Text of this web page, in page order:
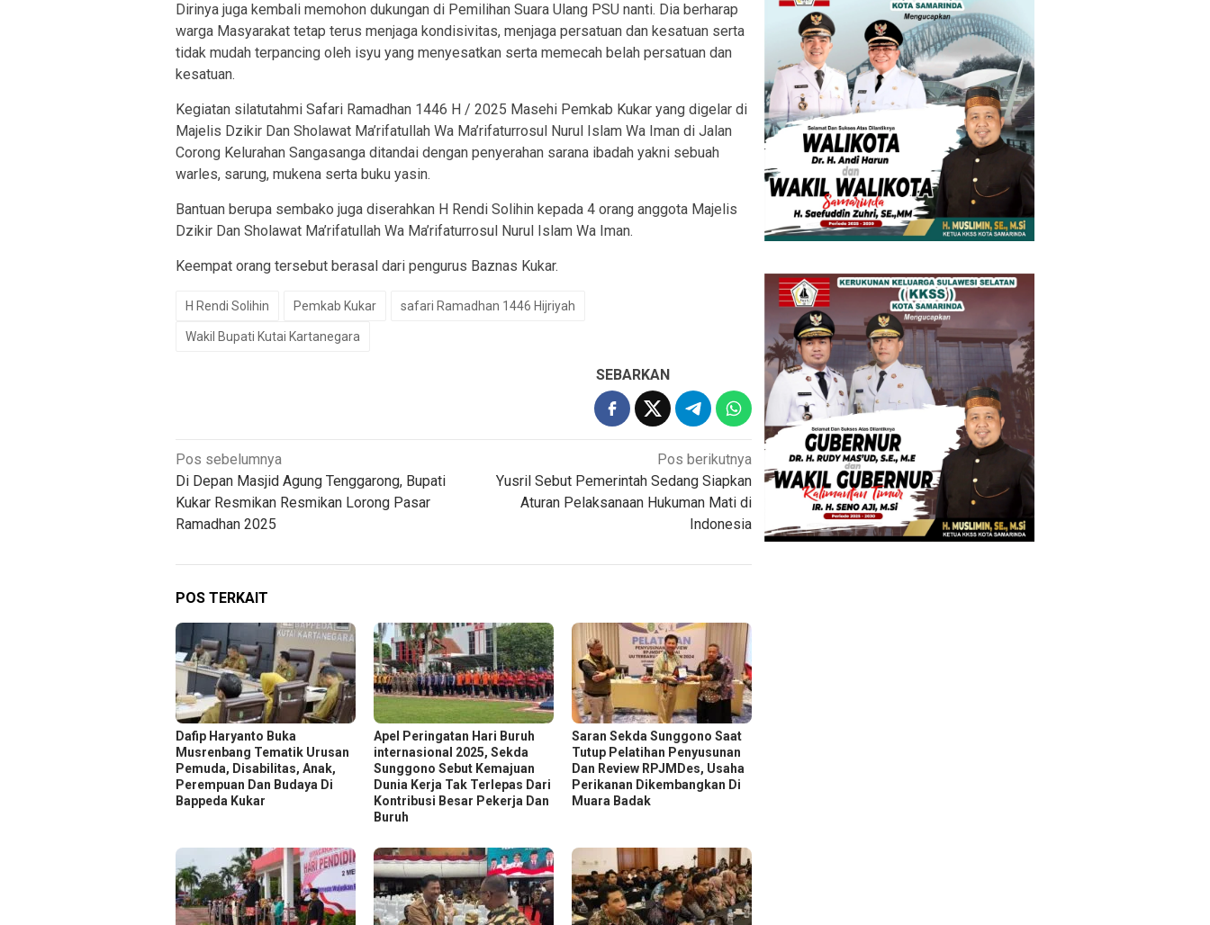
Dirinya juga kembali memohon dukungan di Pemilihan Suara Ulang PSU nanti. Dia berharap
warga Masyarakat tetap terus menjaga kondisivitas, menjaga persatuan dan kesatuan serta
tidak mudah terpancing oleh isyu yang menyesatkan serta memecah belah persatuan dan
kesatuan.
Kegiatan silatutahmi Safari Ramadhan 1446 H / 2025 Masehi Pemkab Kukar yang digelar di
Majelis Dzikir Dan Sholawat Ma’rifatullah Wa Ma’rifaturrosul Nurul Islam Wa Iman di Jalan
Corong Kelurahan Sangasanga ditandai dengan penyerahan sarana ibadah yakni sebuah
warles, sarung, mukena serta buku yasin.
Bantuan berupa sembako juga diserahkan H Rendi Solihin kepada 4 orang anggota Majelis
Dzikir Dan Sholawat Ma’rifatullah Wa Ma’rifaturrosul Nurul Islam Wa Iman.
Keempat orang tersebut berasal dari pengurus Baznas Kukar.
H Rendi Solihin Pemkab Kukar safari Ramadhan 1446 Hijriyah
Wakil Bupati Kutai Kartanegara
SEBARKAN
Navigasi
pos
Pos sebelumnya
Di Depan Masjid Agung Tenggarong, Bupati
Kukar Resmikan Resmikan Lorong Pasar
Ramadhan 2025
Pos berikutnya
Yusril Sebut Pemerintah Sedang Siapkan
Aturan Pelaksanaan Hukuman Mati di
Indonesia
POS TERKAIT
Dafip Haryanto Buka
Musrenbang Tematik Urusan
Pemuda, Disabilitas, Anak,
Perempuan Dan Budaya Di
Bappeda Kukar
Apel Peringatan Hari Buruh
internasional 2025, Sekda
Sunggono Sebut Kemajuan
Dunia Kerja Tak Terlepas Dari
Kontribusi Besar Pekerja Dan
Buruh
Saran Sekda Sunggono Saat
Tutup Pelatihan Penyusunan
Dan Review RPJMDes, Usaha
Perikanan Dikembangkan Di
Muara Badak